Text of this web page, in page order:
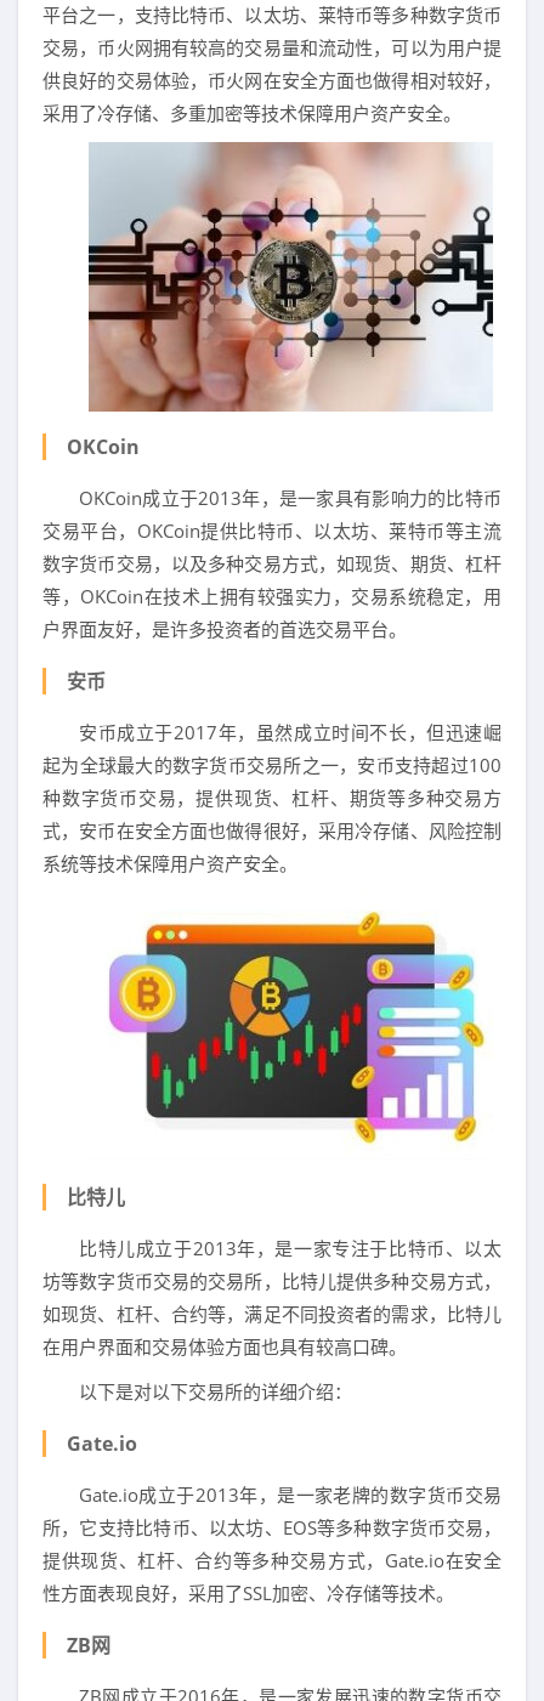
平台之一，支持比特币、以太坊、莱特币等多种数字货币
交易，币火网拥有较高的交易量和流动性，可以为用户提
供良好的交易体验，币火网在安全方面也做得相对较好，
采用了冷存储、多重加密等技术保障用户资产安全。
OKCoin
OKCoin成立于2013年，是一家具有影响力的比特币
交易平台，OKCoin提供比特币、以太坊、莱特币等主流
数字货币交易，以及多种交易方式，如现货、期货、杠杆
等，OKCoin在技术上拥有较强实力，交易系统稳定，用
户界面友好，是许多投资者的首选交易平台。
安币
安币成立于2017年，虽然成立时间不长，但迅速崛
起为全球最大的数字货币交易所之一，安币支持超过100
种数字货币交易，提供现货、杠杆、期货等多种交易方
式，安币在安全方面也做得很好，采用冷存储、风险控制
系统等技术保障用户资产安全。
比特儿
比特儿成立于2013年，是一家专注于比特币、以太
坊等数字货币交易的交易所，比特儿提供多种交易方式，
如现货、杠杆、合约等，满足不同投资者的需求，比特儿
在用户界面和交易体验方面也具有较高口碑。
以下是对以下交易所的详细介绍：
Gate.io
Gate.io成立于2013年，是一家老牌的数字货币交易
所，它支持比特币、以太坊、EOS等多种数字货币交易，
提供现货、杠杆、合约等多种交易方式，Gate.io在安全
性方面表现良好，采用了SSL加密、冷存储等技术。
ZB网
ZB网成立于2016年，是一家发展迅速的数字货币交